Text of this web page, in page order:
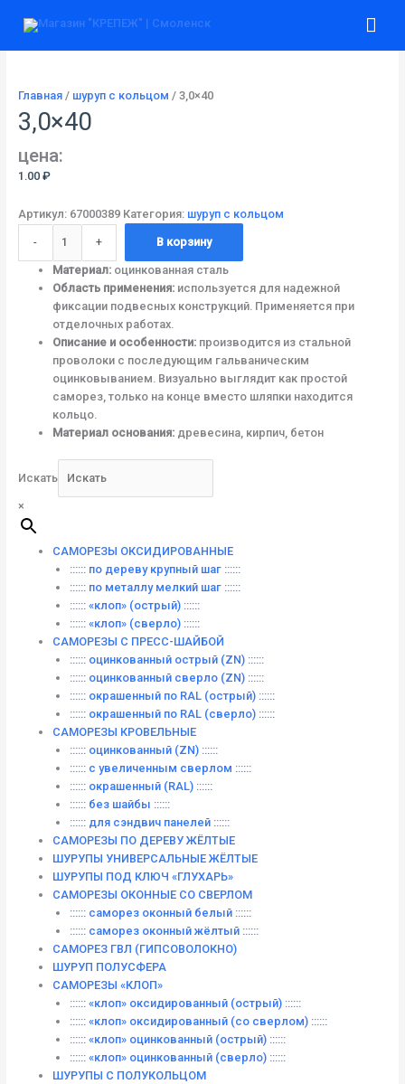
Главная/ шуруп с кольцом / 3,0×40
3,0×40
цена:
1.00 ₽
Артикул: 67000389 Категория: шуруп с кольцом
-
товара
+ В корзину
Материал:оцинкованная сталь
Область применения:используется для надежной
фиксации подвесных конструкций. Применяется при
отделочных работах.
Описание и особенности:производится из стальной
проволоки с последующим гальваническим
оцинковыванием. Визуально выглядит как простой
саморез, только на конце вместо шляпки находится
кольцо.
Материал основания:древесина, кирпич, бетон
Искать
×
САМОРЕЗЫ ОКСИДИРОВАННЫЕ
:::::: по дереву крупный шаг ::::::
:::::: по металлу мелкий шаг ::::::
:::::: «клоп» (острый) ::::::
:::::: «клоп» (сверло) ::::::
САМОРЕЗЫ С ПРЕСС-ШАЙБОЙ
:::::: оцинкованный острый (ZN) ::::::
:::::: оцинкованный сверло (ZN) ::::::
:::::: окрашенный по RAL (острый) ::::::
:::::: окрашенный по RAL (сверло) ::::::
САМОРЕЗЫ КРОВЕЛЬНЫЕ
:::::: оцинкованный (ZN) ::::::
:::::: с увеличенным сверлом ::::::
:::::: окрашенный (RAL) ::::::
:::::: без шайбы ::::::
:::::: для сэндвич панелей ::::::
САМОРЕЗЫ ПО ДЕРЕВУ ЖЁЛТЫЕ
ШУРУПЫ УНИВЕРСАЛЬНЫЕ ЖЁЛТЫЕ
ШУРУПЫ ПОД КЛЮЧ «ГЛУХАРЬ»
САМОРЕЗЫ ОКОННЫЕ СО СВЕРЛОМ
:::::: саморез оконный белый ::::::
:::::: саморез оконный жёлтый ::::::
САМОРЕЗ ГВЛ (ГИПСОВОЛОКНО)
ШУРУП ПОЛУСФЕРА
САМОРЕЗЫ «КЛОП»
:::::: «клоп» оксидированный (острый) ::::::
:::::: «клоп» оксидированный (со сверлом) ::::::
:::::: «клоп» оцинкованный (острый) ::::::
:::::: «клоп» оцинкованный (сверло) ::::::
ШУРУПЫ С ПОЛУКОЛЬЦОМ